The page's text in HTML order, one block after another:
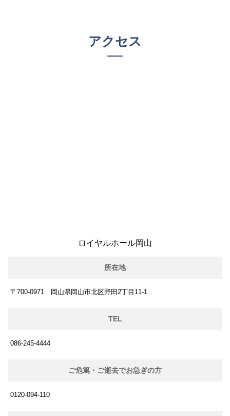
アクセス
ロイヤルホール岡山
所在地
〒700-0971 岡山県岡山市北区野田2丁目11-1
TEL
086-245-4444
ご危篤・ご逝去でお急ぎの方
0120-094-110